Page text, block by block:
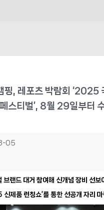
핑, 레포츠 박람회 ‘2025
스티벌’, 8월 29일부터
05
브랜드 대거 참여해 신개념 장비 선보
신제품 런칭쇼’를 통한 선공개 자리 마